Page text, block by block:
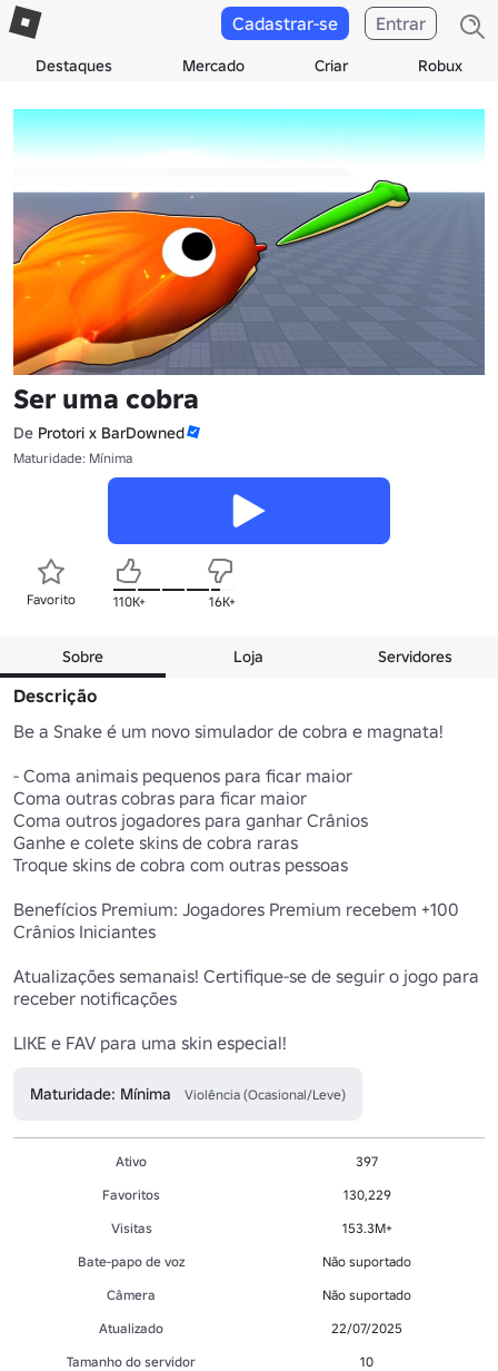
Destaques Mercado Criar Robux
Cadastrar-se Entrar
Ser uma cobra
De Protori x BarDowned
Maturidade: Mínima
Favorito 110K+ 16K+
Sobre Loja Servidores
Descrição
Be a Snake é um novo simulador de cobra e magnata!
- Coma animais pequenos para ficar maior
Coma outras cobras para ficar maior
Coma outros jogadores para ganhar Crânios
Ganhe e colete skins de cobra raras
Troque skins de cobra com outras pessoas
Benefícios Premium: Jogadores Premium recebem +100
Crânios Iniciantes
Atualizações semanais! Certifique-se de seguir o jogo para
receber notificações
LIKE e FAV para uma skin especial!
Maturidade: Mínima Violência (Ocasional/Leve)
Ativo
397
Favoritos
130,229
Visitas
153.3M+
Bate-papo de voz
Não suportado
Câmera
Não suportado
Atualizado
22/07/2025
Tamanho do servidor
10